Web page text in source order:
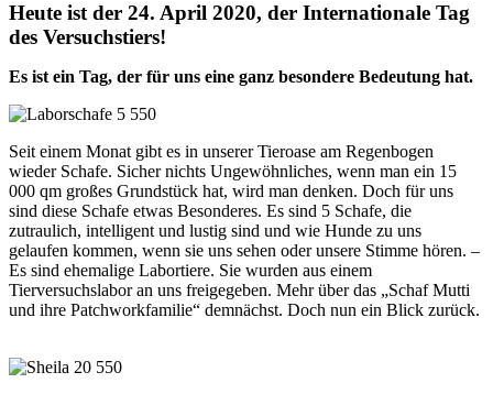
Heute ist der 24. April 2020, der Internationale Tag
des Versuchstiers!
Es ist ein Tag, der für uns eine ganz besondere Bedeutung hat.
Seit einem Monat gibt es in unserer Tieroase am Regenbogen
wieder Schafe. Sicher nichts Ungewöhnliches, wenn man ein 15
000 qm großes Grundstück hat, wird man denken. Doch für uns
sind diese Schafe etwas Besonderes. Es sind 5 Schafe, die
zutraulich, intelligent und lustig sind und wie Hunde zu uns
gelaufen kommen, wenn sie uns sehen oder unsere Stimme hören. –
Es sind ehemalige Labortiere. Sie wurden aus einem
Tierversuchslabor an uns freigegeben. Mehr über das „Schaf Mutti
und ihre Patchworkfamilie“ demnächst. Doch nun ein Blick zurück.